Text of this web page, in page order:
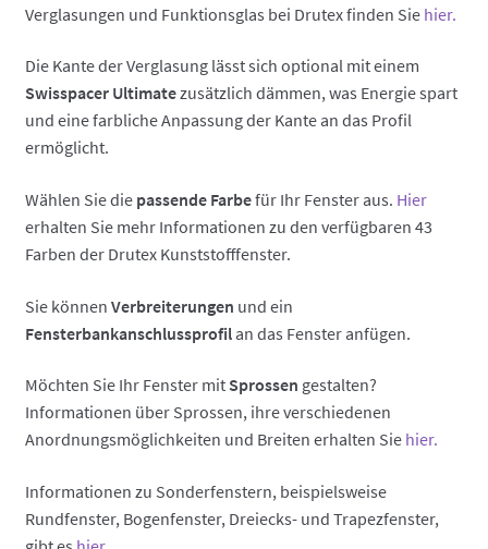
Verglasungen und Funktionsglas bei Drutex finden Sie hier.
Die Kante der Verglasung lässt sich optional mit einem
Swisspacer Ultimatezusätzlich dämmen, was Energie spart
und eine farbliche Anpassung der Kante an das Profil
ermöglicht.
Wählen Sie diepassende Farbefür Ihr Fenster aus. Hier
erhalten Sie mehr Informationen zu den verfügbaren 43
Farben der Drutex Kunststofffenster.
Sie können Verbreiterungen und ein
Fensterbankanschlussprofilan das Fenster anfügen.
Möchten Sie Ihr Fenster mitSprossen gestalten?
Informationen über Sprossen, ihre verschiedenen
Anordnungsmöglichkeiten und Breiten erhalten Sie hier.
Informationen zu Sonderfenstern, beispielsweise
Rundfenster, Bogenfenster, Dreiecks- und Trapezfenster,